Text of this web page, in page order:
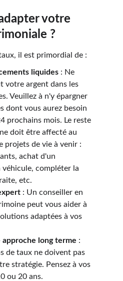
votre
?
il est primordial de :
liquides : Ne
votre argent dans les
Veuillez à n'y épargner
dont vous aurez besoin
prochains mois. Le reste
doit être affecté au
projets de vie à venir :
achat d'un
véhicule, compléter la
etc.
: Un conseiller en
peut vous aider à
adaptées à vos
approche long terme :
de taux ne doivent pas
stratégie. Pensez à vos
ou 20 ans.